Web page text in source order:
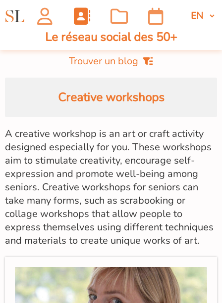
Le réseau social des 50+
Trouver un blog
Creative workshops
A creative workshop is an art or craft activity
designed especially for you. These workshops
aim to stimulate creativity, encourage self-
expression and promote well-being among
seniors. Creative workshops for seniors can
take many forms, such as scrabooking or
collage workshops that allow people to
express themselves using different techniques
and materials to create unique works of art.